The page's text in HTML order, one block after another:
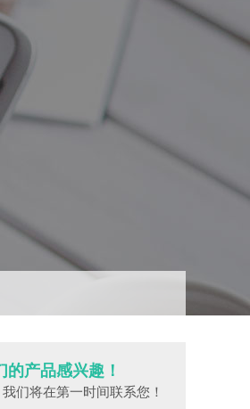
的产品感兴趣！
们将在第一时间联系您！